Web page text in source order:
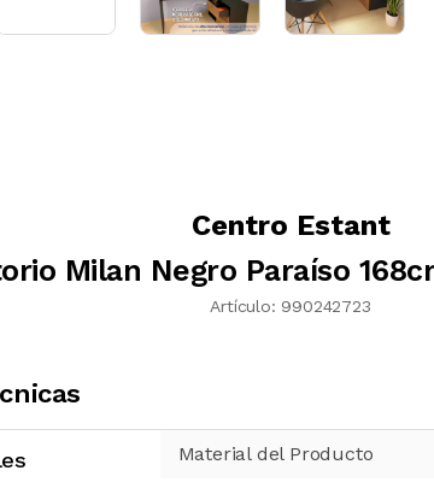
Centro Estant
Milan Negro Paraíso
Artículo: 990242723
Material del Producto